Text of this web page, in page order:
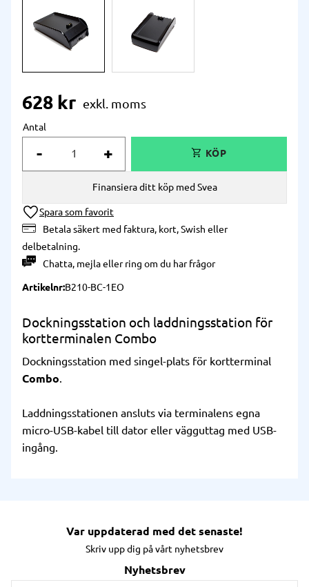
628 kr
Antal
+
-
Lägg till i önskelista
Betala säkert med faktura, kort, Swish eller
delbetalning.
Chatta, mejlaellerring om du har frågor
Finansiera ditt köp med Svea
Artikelnr B210-BC-1EO
Dockningsstation och laddningsstation för
kortterminalen Combo
Dockningsstation med singel-plats för kortterminal
Combo.
Laddningsstationen ansluts via terminalens egna
micro-USB-kabel till dator eller vägguttag med USB-
ingång.
Var uppdaterad med det senaste!
Skriv upp dig på vårt nyhetsbrev
Nyhetsbrev